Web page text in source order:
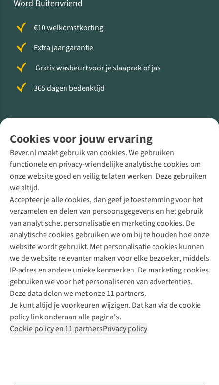
Cookies voor jouw ervaring
Bever.nl maakt gebruik van cookies. We gebruiken
functionele en privacy-vriendelijke analytische cookies om
onze website goed en veilig te laten werken. Deze gebruiken
we altijd.
Accepteer je alle cookies, dan geef je toestemming voor het
verzamelen en delen van persoonsgegevens en het gebruik
van analytische, personalisatie en marketing cookies. De
analytische cookies gebruiken we om bij te houden hoe onze
website wordt gebruikt. Met personalisatie cookies kunnen
we de website relevanter maken voor elke bezoeker, middels
IP-adres en andere unieke kenmerken. De marketing cookies
gebruiken we voor het personaliseren van advertenties.
Deze data delen we met onze 11 partners.
Je kunt altijd je voorkeuren wijzigen. Dat kan via de cookie
policy link onderaan alle pagina's.
Cookie policy en 11 partnersPrivacy policy
Word Buitenvriend
€10 welkomstkorting
Extra jaar garantie
Gratis wasbeurt voor je slaapzak of jas
365 dagen bedenktijd
Direct advies van een Buitenexpert
+31 (0)85 888 50 88
+31 6 12 28 49 80
Contactformulier